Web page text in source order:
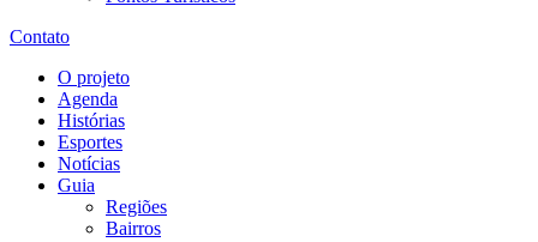
Contato
O projeto
Agenda
Histórias
Esportes
Notícias
Guia
Regiões
Bairros